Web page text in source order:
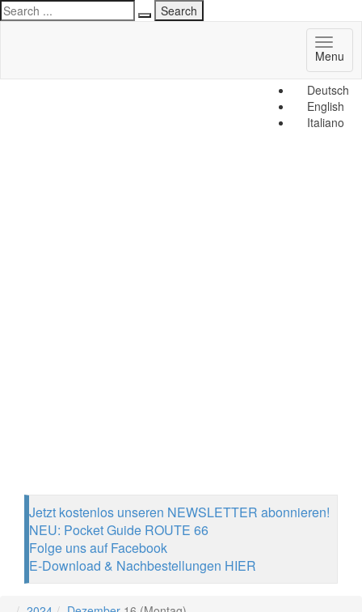
Deutsch
English
Italiano
Menu
Jetzt kostenlos unseren NEWSLETTER abonnieren!
NEU: Pocket Guide ROUTE 66
Folge uns auf Facebook
E-Download & Nachbestellungen HIER